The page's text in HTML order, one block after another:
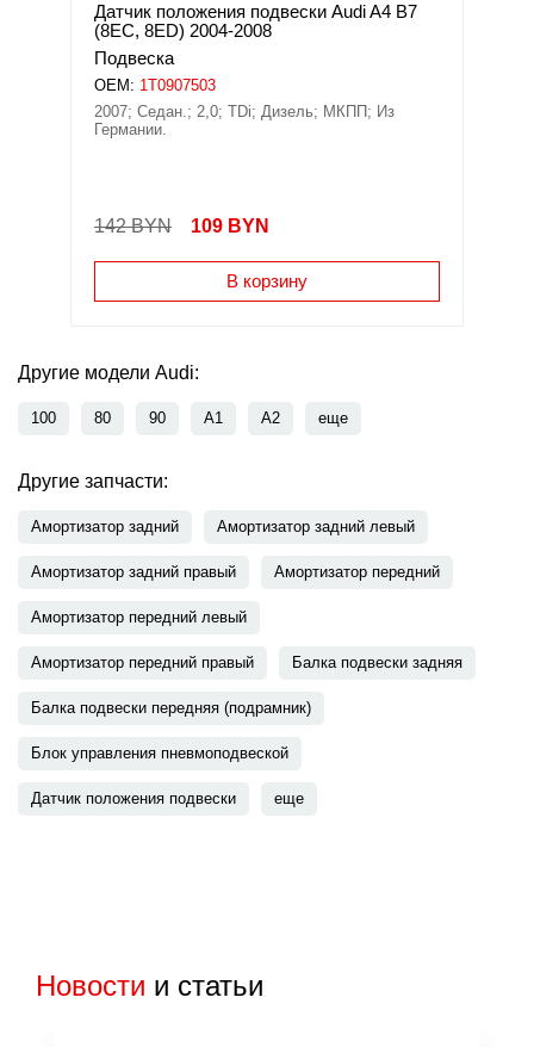
Датчик положения подвески Audi A4 B7
(8EC, 8ED) 2004-2008
Подвеска
OEM: 1T0907503
2007; Седан.; 2,0; TDi; Дизель; МКПП; Из
Германии.
142 BYN 109 BYN
В корзину
Другие модели Audi:
100 80 90 A1 A2 еще
Другие запчасти:
Амортизатор задний Амортизатор задний левый
Амортизатор задний правый Амортизатор передний
Амортизатор передний левый
Амортизатор передний правый Балка подвески задняя
Балка подвески передняя (подрамник)
Блок управления пневмоподвеской
Датчик положения подвески еще
Новости и статьи